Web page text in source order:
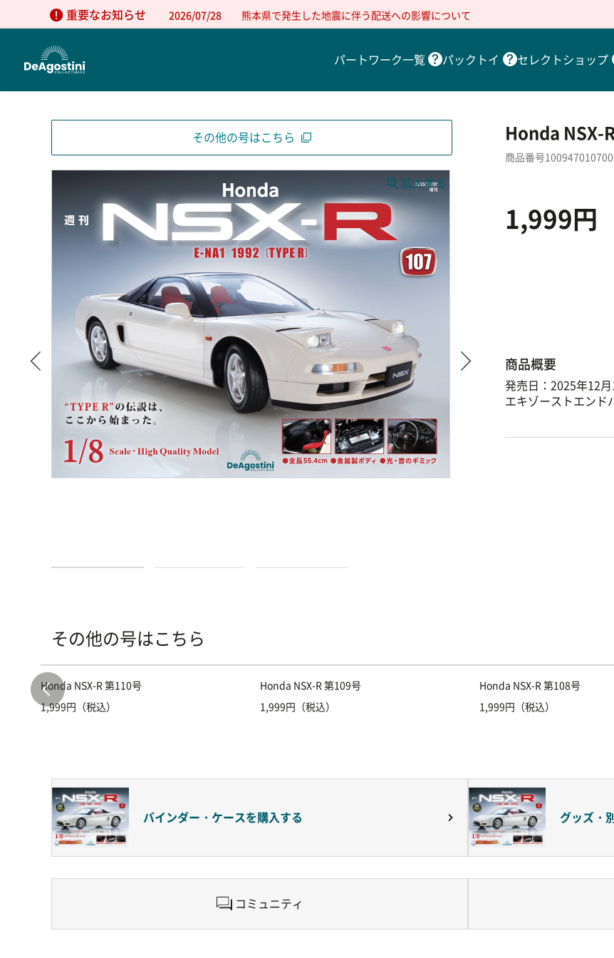
2026/07/28
重要なお知らせ 熊本県で発生した地震に伴う配送への影響について
パートワーク一覧 パックトイ セレクトショップ
その他の号はこちら Honda NSX-
商品番号
1,999円
商品概要
発売日：2025年12
エキゾーストエンド
その他の号はこちら
Honda NSX-R 第110号
1,999円（税込）
Honda NSX-R 第109号
1,999円（税込）
Honda NSX-R 第108号
1,999円（税込）
バインダー・ケースを購入する グッズ・
コミュニティ